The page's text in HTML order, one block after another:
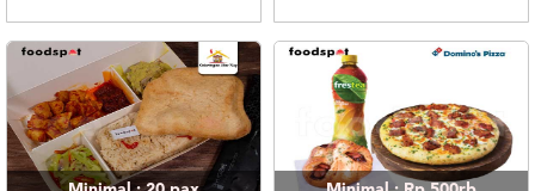
CENTER
021
5091
3494
LOGIN
DAFTAR